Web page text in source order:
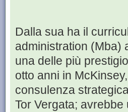
Dalla sua ha il
administration (Mba)
una delle più
otto anni in
consulenza
Tor Vergata;